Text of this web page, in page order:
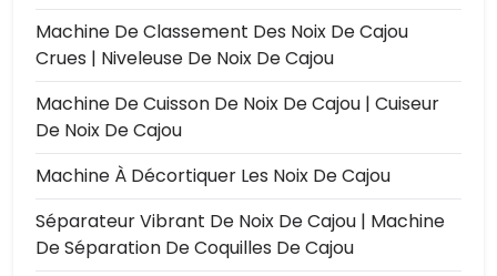
Machine De Classement Des Noix De Cajou
Crues | Niveleuse De Noix De Cajou
Machine De Cuisson De Noix De Cajou | Cuiseur
De Noix De Cajou
Machine À Décortiquer Les Noix De Cajou
Séparateur Vibrant De Noix De Cajou | Machine
De Séparation De Coquilles De Cajou